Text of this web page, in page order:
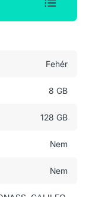
Fehér
8 GB
128 GB
Nem
Nem